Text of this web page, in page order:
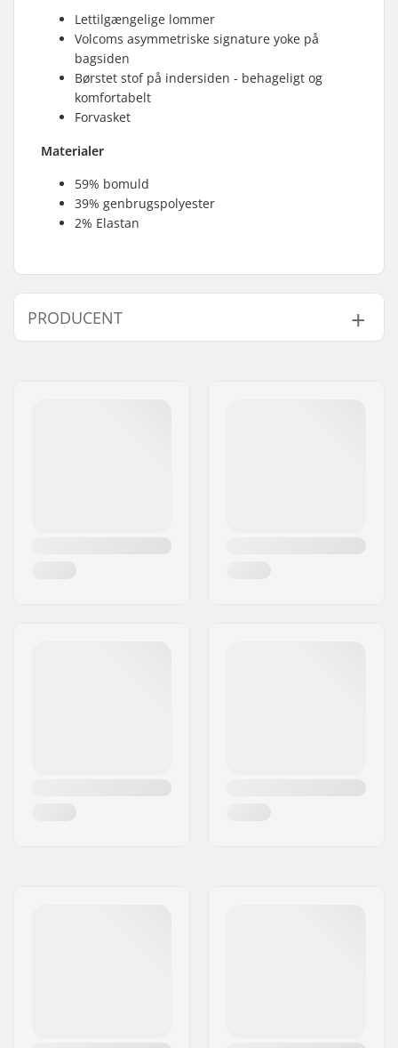
Lettilgængelige lommer
Volcoms asymmetriske signature yoke på
bagsiden
Børstet stof på indersiden - behageligt og
komfortabelt
Forvasket
Materialer
59% bomuld
39% genbrugspolyester
2% Elastan
PRODUCENT